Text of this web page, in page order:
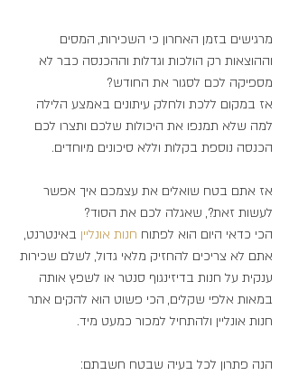
מרגישים בזמן האחרון כי השכירות, המסים
וההוצאות רק הולכות וגדלות וההכנסה כבר לא
מספיקה לכם לסגור את החודש?
אז במקום ללכת ולחלק עיתונים באמצע הלילה
למה שלא תמנפו את היכולות שלכם ותצרו לכם
הכנסה נוספת בקלות וללא סיכונים מיוחדים.
אז אתם בטח שואלים את עצמכם איך אפשר
לעשות זאת?, שאגלה לכם את הסוד?
הכי כדאי היום הוא לפתוח חנות אונליין באינטרנט,
אתם לא צריכים להחזיק מלאי גדול, לשלם שכירות
ענקית על חנות בדיזינגוף סנטר או לשפץ אותה
במאות אלפי שקלים, הכי פשוט הוא להקים אתר
חנות אונליין ולהתחיל למכור כמעט מיד.
הנה פתרון לכל בעיה שבטח חשבתם: